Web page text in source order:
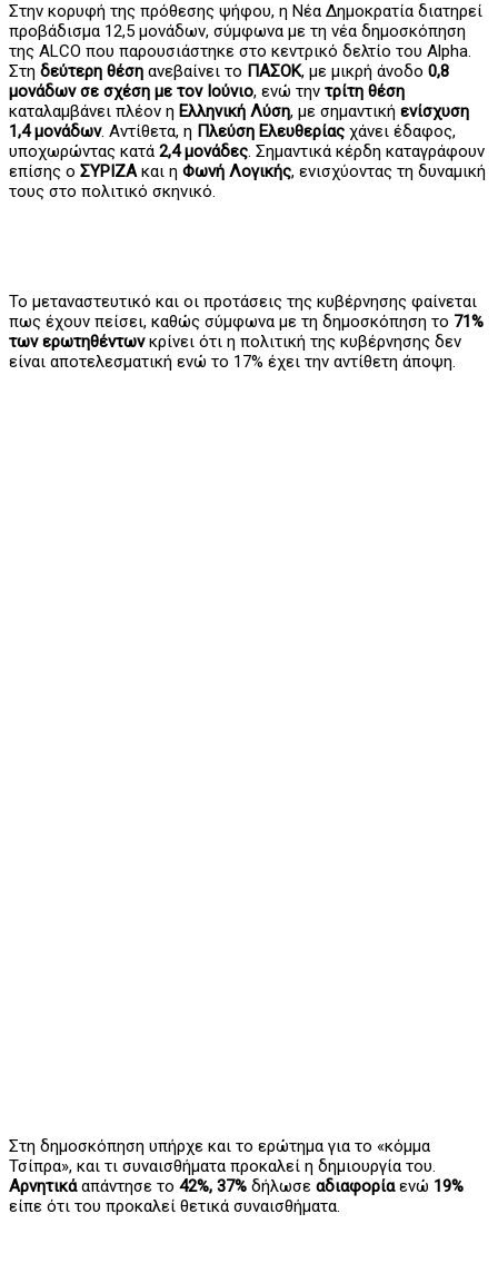
Στην κορυφή της πρόθεσης ψήφου, η Νέα Δημοκρατία διατηρεί
προβάδισμα 12,5 μονάδων, σύμφωνα με τη νέα δημοσκόπηση
της ALCO που παρουσιάστηκε στο κεντρικό δελτίο του Alpha.
Στη δεύτερη θέση ανεβαίνει το ΠΑΣΟΚ, με μικρή άνοδο 0,8
μονάδων σε σχέση με τον Ιούνιο, ενώ την τρίτη θέση
καταλαμβάνει πλέον η Ελληνική Λύση, με σημαντική ενίσχυση
1,4 μονάδων. Αντίθετα, η Πλεύση Ελευθερίας χάνει έδαφος,
υποχωρώντας κατά 2,4 μονάδες. Σημαντικά κέρδη καταγράφουν
επίσης ο ΣΥΡΙΖΑκαι η Φωνή Λογικής, ενισχύοντας τη δυναμική
τους στο πολιτικό σκηνικό.
Το μεταναστευτικό και οι προτάσεις της κυβέρνησης φαίνεται
πως έχουν πείσει, καθώς σύμφωνα με τη δημοσκόπηση το 71%
των ερωτηθέντωνκρίνει ότι η πολιτική της κυβέρνησης δεν
είναι αποτελεσματική ενώ το 17% έχει την αντίθετη άποψη.
Στη δημοσκόπηση υπήρχε και το ερώτημα για το «κόμμα
Τσίπρα», και τι συναισθήματα προκαλεί η δημιουργία του.
Αρνητικάαπάντησε το 42%, 37% δήλωσε αδιαφορίαενώ 19%
είπε ότι του προκαλεί θετικά συναισθήματα.